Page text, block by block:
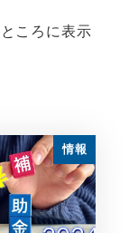
ころに表示
情報